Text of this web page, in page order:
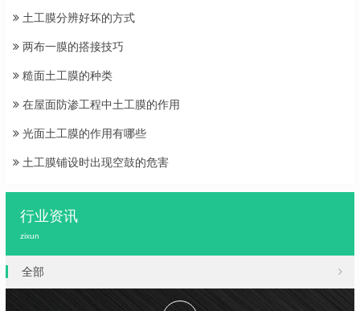
土工膜分辨好坏的方式
两布一膜的搭接技巧
糙面土工膜的种类
在屋面防渗工程中土工膜的作用
光面土工膜的作用有哪些
土工膜铺设时出现空鼓的危害
行业资讯
zixun
全部